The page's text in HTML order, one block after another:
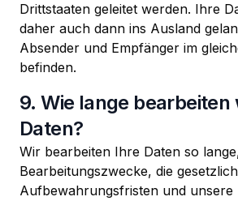
Drittstaaten geleitet werden. Ihre
daher auch dann ins Ausland
Absender und Empfänger im
befinden.
9. Wie lange bearbeiten
Daten?
Wir bearbeiten Ihre Daten so
Bearbeitungszwecke, die
Aufbewahrungsfristen und unsere